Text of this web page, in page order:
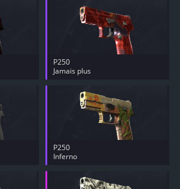
P250
Jamais plus
P250
Inferno